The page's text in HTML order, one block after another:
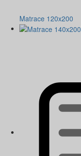
Matrace 120x200